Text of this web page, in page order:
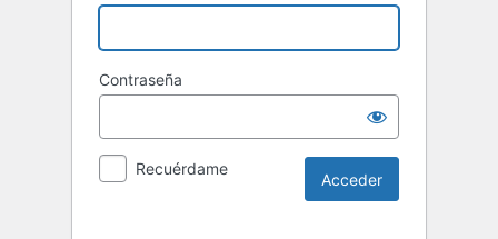
Contraseña
Recuérdame